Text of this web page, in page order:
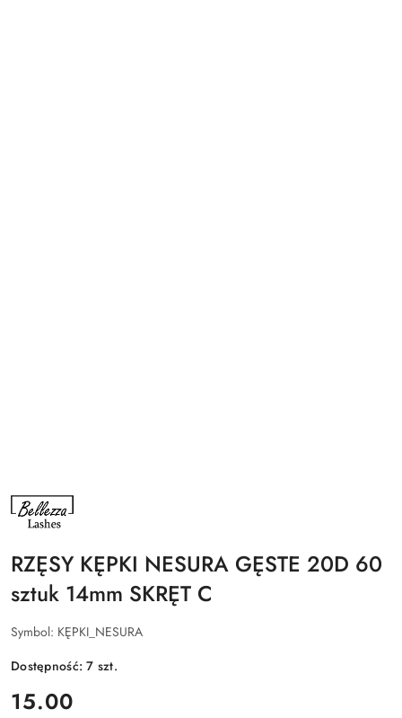
NAZWA
PRODUCENTA:
BELLEZZA
RZĘSY KĘPKI NESURA GĘSTE 20D 60
sztuk 14mm SKRĘT C
Symbol: KĘPKI_NESURA
Dostępność:7 szt.
cena:
15.00